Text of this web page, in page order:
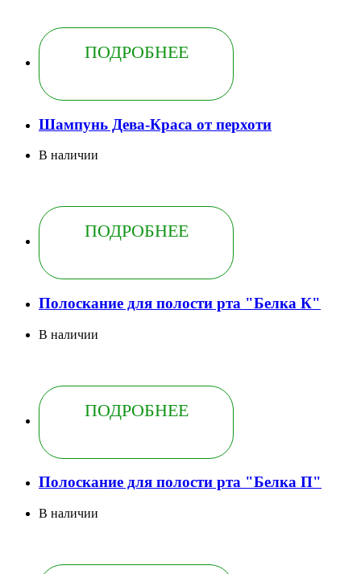
ПОДРОБНЕЕ
Шампунь Дева-Краса от перхоти
В наличии
ПОДРОБНЕЕ
Полоскание для полости рта "Белка К"
В наличии
ПОДРОБНЕЕ
Полоскание для полости рта "Белка П"
В наличии